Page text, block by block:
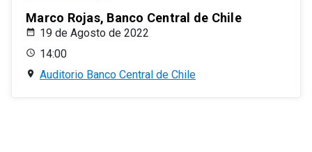
Marco Rojas, Banco Central de Chile
19 de Agosto de 2022
14:00
Auditorio Banco Central de Chile